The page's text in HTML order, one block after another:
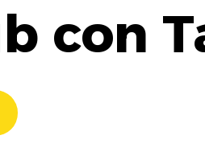
con